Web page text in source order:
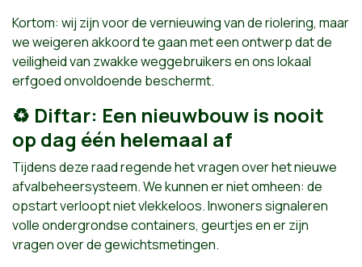
Kortom: wij zijn voor de vernieuwing van de riolering, maar
we weigeren akkoord te gaan met een ontwerp dat de
veiligheid van zwakke weggebruikers en ons lokaal
erfgoed onvoldoende beschermt.
♻️ Diftar: Een nieuwbouw is nooit
op dag één helemaal af
Tijdens deze raad regende het vragen over het nieuwe
afvalbeheersysteem. We kunnen er niet omheen: de
opstart verloopt niet vlekkeloos. Inwoners signaleren
volle ondergrondse containers, geurtjes en er zijn
vragen over de gewichtsmetingen.